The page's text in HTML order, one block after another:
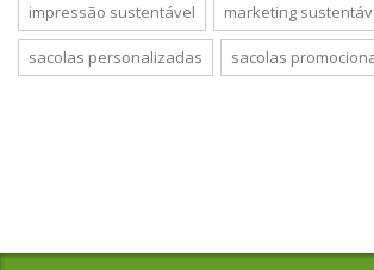
impressão sustentável marketing
sacolas personalizadas sacolas